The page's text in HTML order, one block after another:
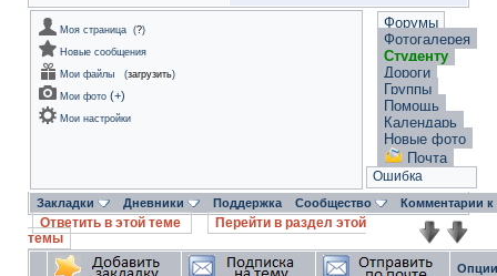
Моя страница (?)
Новые сообщения
Мои файлы
(загрузить)
Мои фото (+)
Мои настройки
Форумы
Фотогалерея
Студенту
Дороги
Группы
Помощь
Календарь
Новые фото
Почта
Ошибка
Закладки Дневники Поддержка Сообщество Комментарии
Ответить в этой теме
Перейти в раздел этой
темы